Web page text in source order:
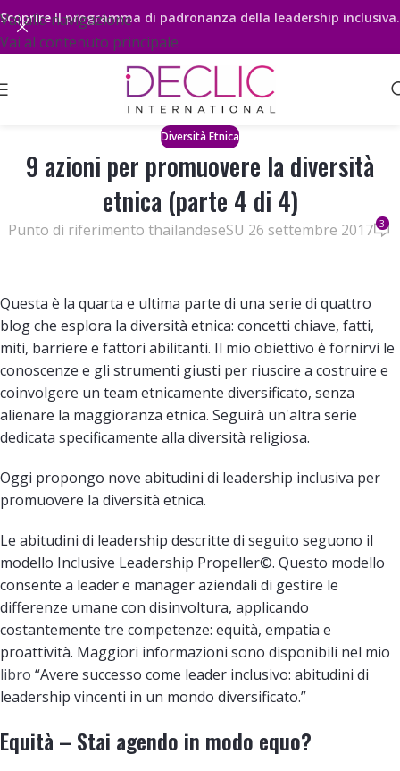
Vai alla navigazione
Vai al contenuto principale
Diversità Etnica
9 azioni per promuovere la diversità
etnica (parte 4 di 4)
Punto di riferimento thailandeseSU 26 settembre 2017 3
Questa è la quarta e ultima parte di una serie di quattro
blog che esplora la diversità etnica: concetti chiave, fatti,
miti, barriere e fattori abilitanti. Il mio obiettivo è fornirvi le
conoscenze e gli strumenti giusti per riuscire a costruire e
coinvolgere un team etnicamente diversificato, senza
alienare la maggioranza etnica. Seguirà un'altra serie
dedicata specificamente alla diversità religiosa.
Oggi propongo nove abitudini di leadership inclusiva per
promuovere la diversità etnica.
Le abitudini di leadership descritte di seguito seguono il
modello Inclusive Leadership Propeller©. Questo modello
consente a leader e manager aziendali di gestire le
differenze umane con disinvoltura, applicando
costantemente tre competenze: equità, empatia e
proattività. Maggiori informazioni sono disponibili nel mio
libro “Avere successo come leader inclusivo: abitudini di
leadership vincenti in un mondo diversificato.”
Equità – Stai agendo in modo equo?
ScoprireIl programma di padronanza della leadership inclusiva.